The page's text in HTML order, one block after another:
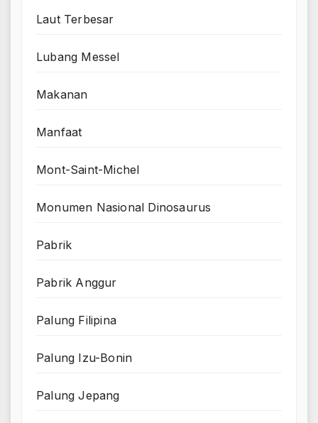
Laut Terbesar
Lubang Messel
Makanan
Manfaat
Mont-Saint-Michel
Monumen Nasional Dinosaurus
Pabrik
Pabrik Anggur
Palung Filipina
Palung Izu-Bonin
Palung Jepang